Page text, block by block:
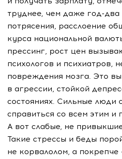
труднее, чем даже год-два
потрясения, расслоение
курса национальной
прессинг, рост цен
психологов и психиатров,
повреждения мозга. Это
в агрессии, стойкой
состояниях. Сильные люди
справиться со всем этим и
А вот слабые, не
Такие стрессы и беды
не корвалолом, а